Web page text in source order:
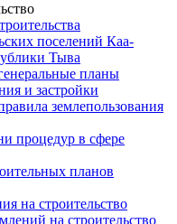
поселений Каа-
Тыва
планы
и застройки
землепользования
процедур в сфере
планов
на строительство
на строительство